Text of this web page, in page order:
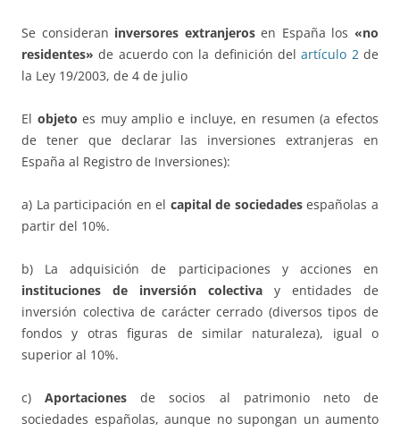
Se consideran inversores extranjerosen España los«no
residentes» de acuerdo con la definición delartículo 2de
la Ley 19/2003, de 4 de julio
El objeto es muy amplio e incluye, en resumen (a efectos
de tener que declarar las inversiones extranjeras en
España al Registro de Inversiones):
a) La participación en el capital de sociedadesespañolas a
partir del 10%.
b) La adquisición de participaciones y acciones en
instituciones de inversión colectiva y entidades de
inversión colectiva de carácter cerrado (diversos tipos de
fondos y otras figuras de similar naturaleza), igual o
superior al 10%.
c)Aportaciones de socios al patrimonio neto de
sociedades españolas, aunque no supongan un aumento